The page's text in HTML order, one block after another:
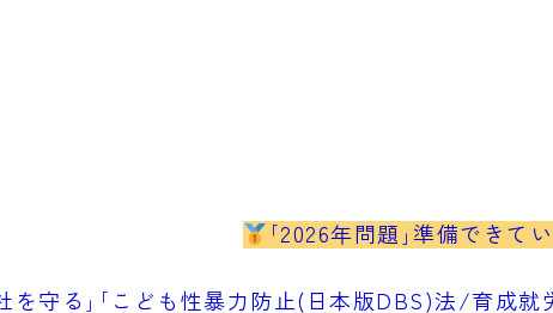
｢2026年問題｣準備できて
を守る｣｢こども性暴力防止(日本版DBS)法/育成